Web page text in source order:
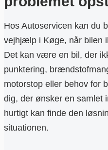
Hos Autoservicen kan du
vejhjælp i Køge, når bilen
Det kan være en bil, der
punktering,
motorstop eller behov for
dig, der ønsker en samlet
hurtigt kan finde den
situationen.